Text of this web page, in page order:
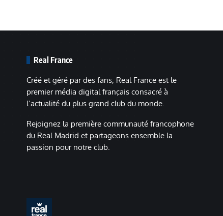
Real France
Créé et géré par des fans, Real France est le
premier média digital français consacré à
l’actualité du plus grand club du monde.
Rejoignez la première communauté francophone
du Real Madrid et partageons ensemble la
passion pour notre club.